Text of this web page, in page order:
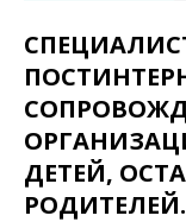
ДЕТЕЙ,
РОДИТЕЛЕЙ.